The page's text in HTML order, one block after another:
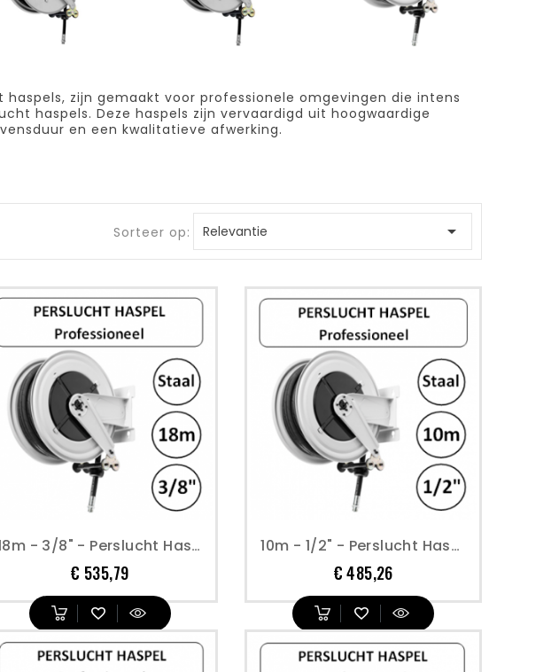
zijn gemaakt voor professionele omgevingen die intens
haspels. Deze haspels zijn vervaardigd uit hoogwaardige
en een kwalitatieve afwerking.
Sorteer op: Relevantie 
18m - 3/8" - Perslucht Haspel - Open Model - Geverfd Staal - Type 1
€ 535,79Prijs
10m - 1/2" - Perslucht Haspel - Open Model - Geverfd Staal - Type 1
€ 485,26Prijs